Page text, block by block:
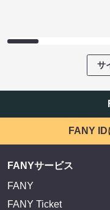
サ
FANY
FANYサービス
FANY
FANY Ticket